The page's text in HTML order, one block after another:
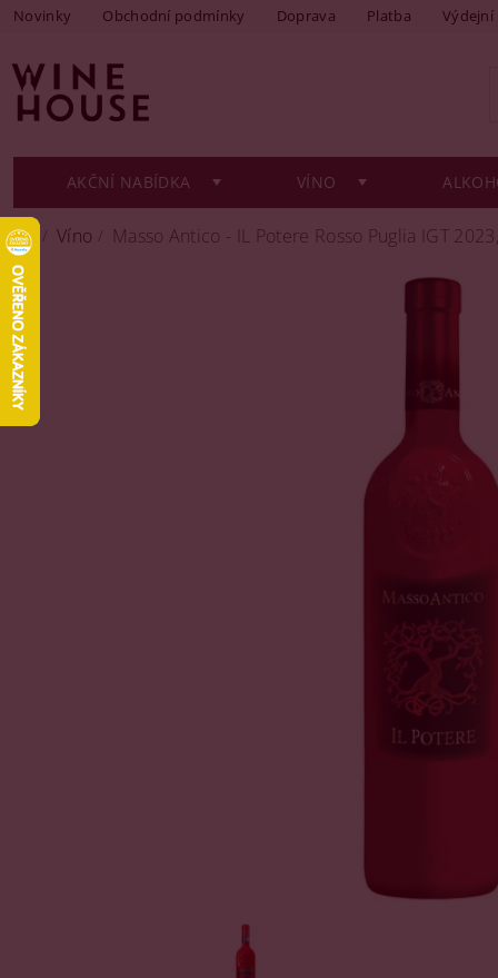
Novinky Obchodní podmínky Doprava Platba Výdejní
AKČNÍ NABÍDKA VÍNO
Víno Masso Antico - IL Potere Rosso Puglia IGT